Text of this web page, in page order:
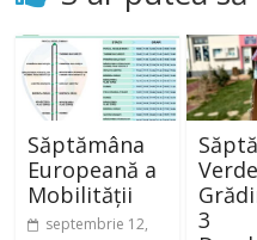
Săptămâna
Europeană a
Mobilității
septembrie 12,
3